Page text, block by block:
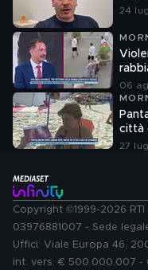
24
06
città
27
Copyright ©1999-2026 RTI
03976881007 - Sede
Uffici: Viale Europa 46,
int. vers. € 500.000.007 -